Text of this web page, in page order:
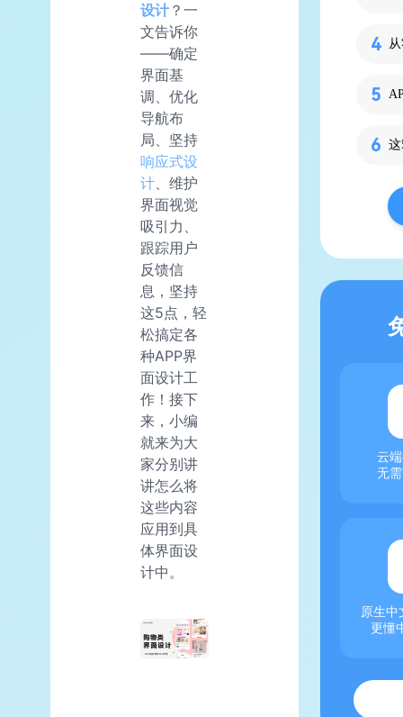
设计 ？一
文告诉你
——确定
界面基
调、优化
导航布
局、坚持
响应式设
计、维护
界面视觉
吸引力、
跟踪用户
反馈信
息，坚持
这5点，轻
松搞定各
种APP界
面设计工
作！接下
来，小编
就来为大
家分别讲
讲怎么将
这些内容
应用到具
体界面设
计中。
云
无
原生中
更懂